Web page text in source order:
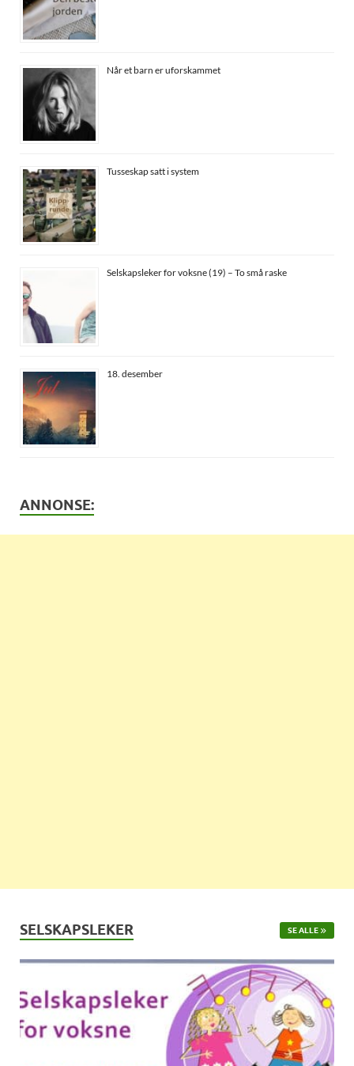
Når et barn er uforskammet
Tusseskap satt i system
Selskapsleker for voksne (19) – To små raske
18. desember
ANNONSE:
SELSKAPSLEKER SE ALLE